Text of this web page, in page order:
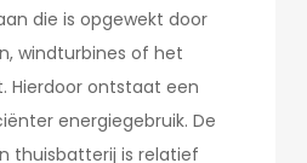
die is opgewekt door
windturbines of het
Hierdoor ontstaat een
energiegebruik. De
thuisbatterij is relatief